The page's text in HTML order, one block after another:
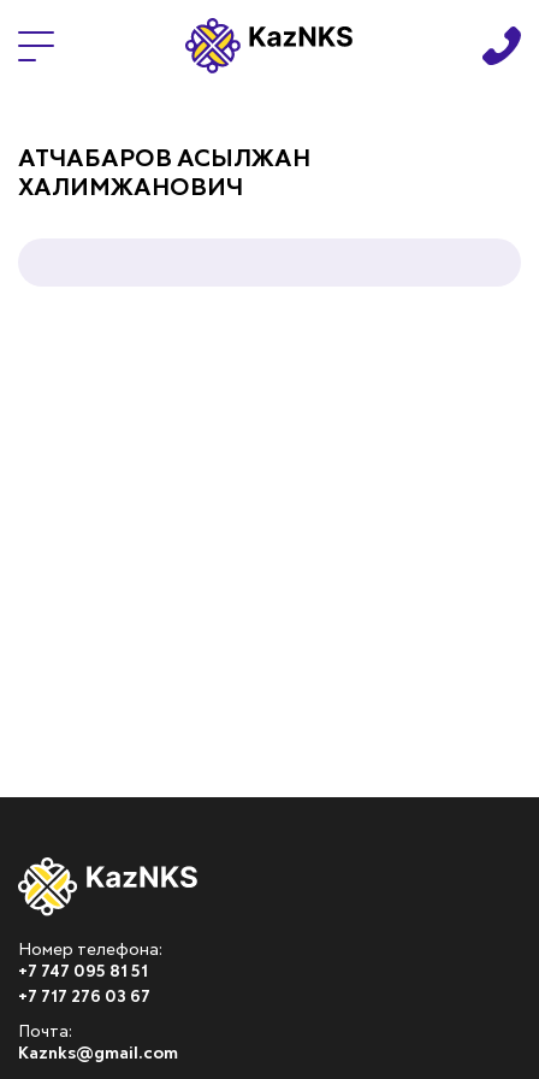
АТЧАБАРОВ АСЫЛЖАН
ХАЛИМЖАНОВИЧ
Номер телефона:
+7 747 095 81 51
+7 717 276 03 67
Почта:
Kaznks@gmail.com